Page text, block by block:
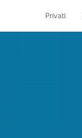
Privati